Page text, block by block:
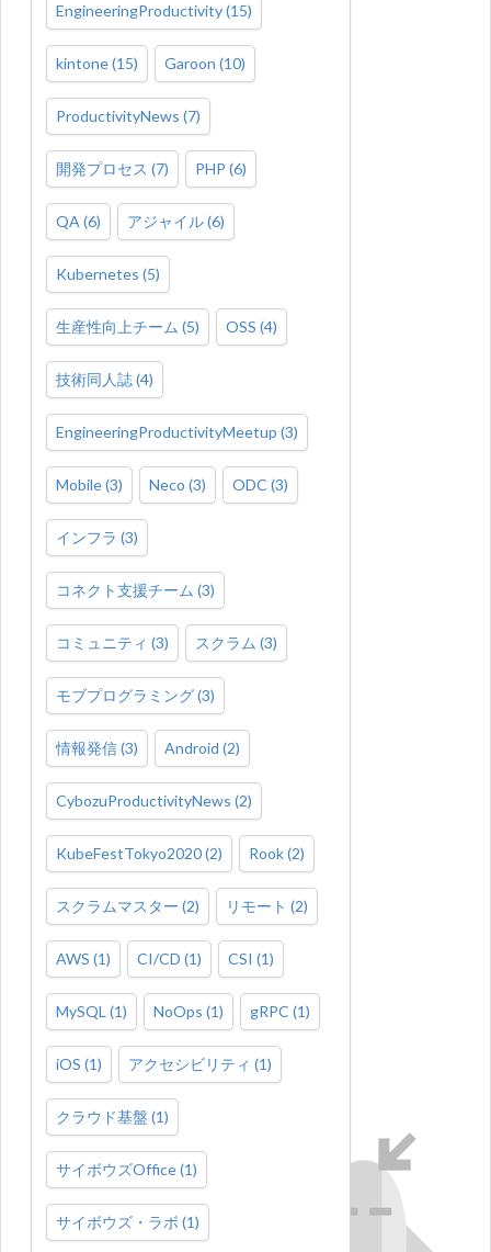
EngineeringProductivity(15)
kintone(15) Garoon (10)
ProductivityNews (7)
開発プロセス (7) PHP (6)
QA (6) アジャイル(6)
Kubernetes (5)
生産性向上チーム (5) OSS (4)
技術同人誌(4)
EngineeringProductivityMeetup (3)
Mobile(3) Neco (3) ODC (3)
インフラ (3)
コネクト支援チーム (3)
コミュニティ (3) スクラム (3)
モブプログラミング(3)
情報発信(3) Android (2)
CybozuProductivityNews (2)
KubeFestTokyo2020(2) Rook(2)
スクラムマスター (2) リモート (2)
AWS (1) CI/CD (1) CSI (1)
MySQL (1) NoOps (1) gRPC (1)
iOS (1) アクセシビリティ (1)
クラウド基盤 (1)
サイボウズOffice(1)
サイボウズ・ラボ (1)